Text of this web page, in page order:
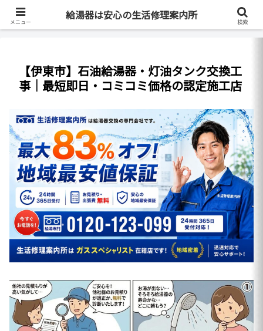
最短即日・全国対応・最大83%OFF
【伊東市】石油給湯器・灯油タンク交換工
事｜最短即日・コミコミ価格の認定施工店
メニュー
給湯器は安心の生活修理案内所
検索